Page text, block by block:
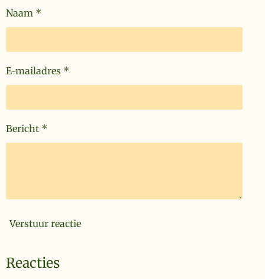
Naam *
E-mailadres *
Bericht *
Verstuur reactie
Reacties